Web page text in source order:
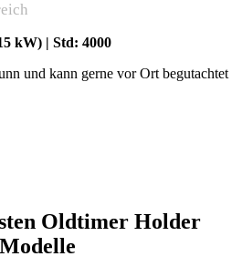
kW) | Std: 4000
und kann gerne vor Ort begutachtet
Oldtimer Holder
Modelle